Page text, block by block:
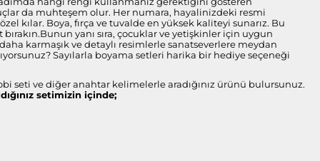
da muhteşem olur. Her numara, hayalinizdeki resmi
kılar. Boya, fırça ve tuvalde en yüksek kaliteyi sunarız. Bu
yanı sıra, çocuklar ve yetişkinler için uygun
karmaşık ve detaylı resimlerle sanatseverlere meydan
Sayılarla boyama setleri harika bir hediye seçeneği
seti ve diğer anahtar kelimelerle aradığınız ürünü bulursunuz.
setimizin içinde;